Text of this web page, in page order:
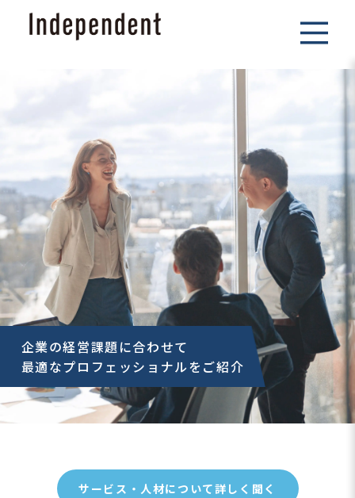
企業の経営課題に合わせて
最適なプロフェッショナルをご紹介
サービス・人材について詳しく聞く